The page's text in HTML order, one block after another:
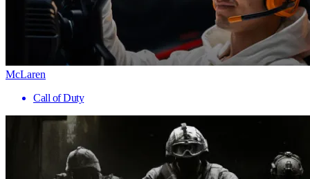
McLaren
Call of Duty